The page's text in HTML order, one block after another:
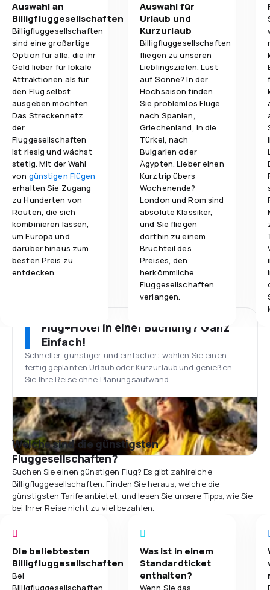
Auswahl an
Billigfluggesellschaften
Billigfluggesellschaften
sind eine großartige
Option für alle, die ihr
Geld lieber für lokale
Attraktionen als für
den Flug selbst
ausgeben möchten.
Das Streckennetz
der
Fluggesellschaften
ist riesig und wächst
stetig. Mit der Wahl
von günstigen Flügen
erhalten Sie Zugang
zu Hunderten von
Routen, die sich
kombinieren lassen,
um Europa und
darüber hinaus zum
besten Preis zu
entdecken.
Auswahl für
Urlaub und
Kurzurlaub
Billigfluggesellschaften
fliegen zu unseren
Lieblingszielen. Lust
auf Sonne? In der
Hochsaison finden
Sie problemlos Flüge
nach Spanien,
Griechenland, in die
Türkei, nach
Bulgarien oder
Ägypten. Lieber einen
Kurztrip übers
Wochenende?
London und Rom sind
absolute Klassiker,
und Sie fliegen
dorthin zu einem
Bruchteil des
Preises, den
herkömmliche
Fluggesellschaften
verlangen.
Flug+Hotel in einer Buchung? Ganz
Einfach!
Schneller, günstiger und einfacher: wählen Sie einen
fertig geplanten Urlaub oder Kurzurlaub und genießen
Sie Ihre Reise ohne Planungsaufwand.
Welche sind die günstigsten
Fluggesellschaften?
Suchen Sie einen günstigen Flug? Es gibt zahlreiche
Billigfluggesellschaften. Finden Sie heraus, welche die
günstigsten Tarife anbietet, und lesen Sie unsere Tipps, wie Sie
bei Ihrer Reise nicht zu viel bezahlen.
Die beliebtesten
Billigfluggesellschaften
Bei
Billigfluggesellschaften
Was ist in einem
Standardticket
enthalten?
Wenn Sie das